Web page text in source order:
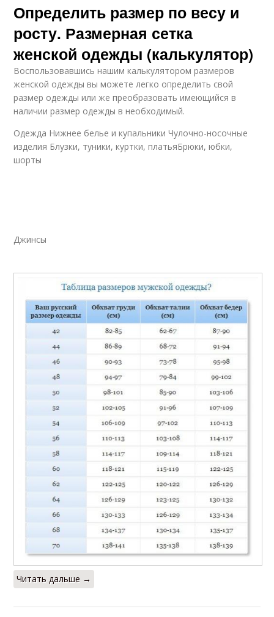
Определить размер по весу и
росту. Размерная сетка
женской одежды (калькулятор)
Воспользовавшись нашим калькулятором размеров
женской одежды вы можете легко определить свой
размер одежды или же преобразовать имеющийся в
наличии размер одежды в необходимый.
Одежда Нижнее белье и купальники Чулочно-носочные
изделия Блузки, туники, куртки, платьяБрюки, юбки,
шорты
Джинсы
Читать дальше →